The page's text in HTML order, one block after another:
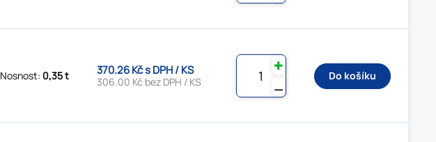
Nosnost: 0,35 t 370.26 Kč s DPH / KS
306.00 Kč bez DPH / KS ⚊
✚
Do košíku